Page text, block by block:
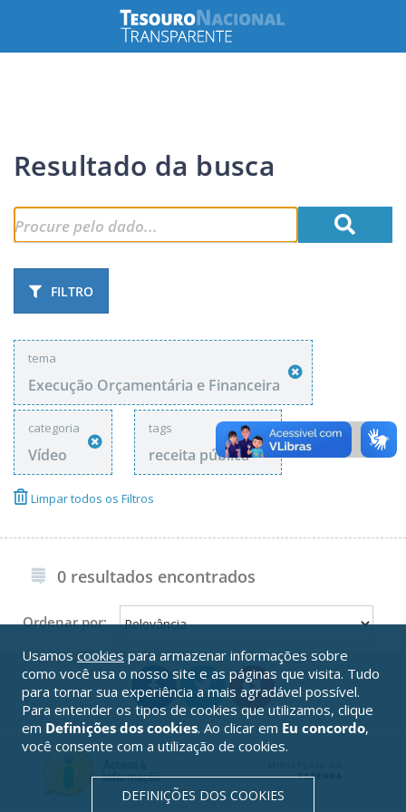
Resultado da busca
FILTRO
tema
Execução Orçamentária e Financeira
categoria
Vídeo
tags
receita pública
Limpar todos os Filtros
0 resultados encontrados
Ordenar por:
Usamos cookies para armazenar informações sobre
como você usa o nosso site e as páginas que visita. Tudo
para tornar sua experiência a mais agradável possível.
Para entender os tipos de cookies que utilizamos, clique
em Definições dos cookies. Ao clicar em Eu concordo,
você consente com a utilização de cookies.
DEFINIÇÕES DOS COOKIES